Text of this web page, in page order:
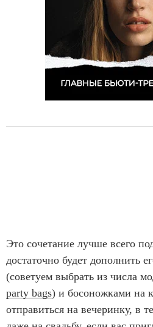
Это сочетание лучше всего
достаточно будет дополнить
(советуем выбрать из числа
party bags) и босоножками на
отправиться на вечеринку, в